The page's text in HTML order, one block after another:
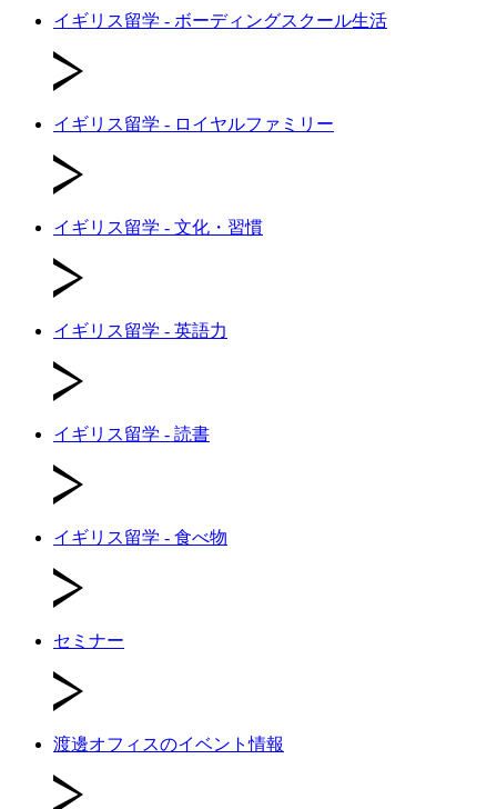
イギリス留学 - ボーディングスクール生活
イギリス留学 - ロイヤルファミリー
イギリス留学 - 文化・習慣
イギリス留学 - 英語力
イギリス留学 - 読書
イギリス留学 - 食べ物
セミナー
渡邊オフィスのイベント情報